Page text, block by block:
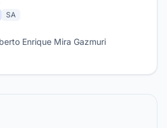
SA
Enrique Mira Gazmuri